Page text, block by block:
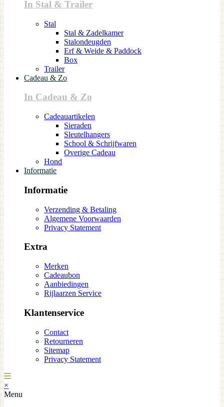
In Stal & Trailer
Stal
Stal & Zadelkamer
Stalondeugden
Erf & Weide & Paddock
Box
Trailer
Cadeau & Zo
In Cadeau & Zo
Cadeauartikelen
Sieraden
Sleutelhangers
School & Schrijfwaren
Overige Cadeau
Hond
Informatie
Informatie
Verzending & Betaling
Algemene Voorwaarden
Privacy Statement
Extra
Merken
Cadeaubon
Aanbiedingen
Rijlaarzen Service
Klantenservice
Contact
Retourneren
Sitemap
Privacy Statement
×
Menu